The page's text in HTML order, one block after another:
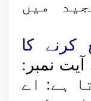
میں
کرنے کا
نمبر:
ہے: اے